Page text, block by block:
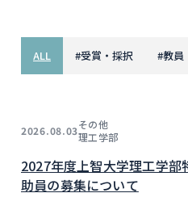
ALL #受賞・採択 #教員
2026.08.03その他
理工学部
2027年度上智大学理工学部
助員の募集について